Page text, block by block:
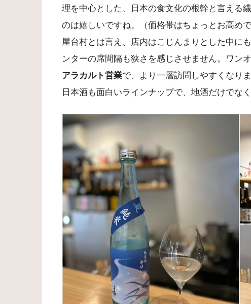
理を中心とした、日本の食文化の根幹と言える
のは嬉しいですね。（価格帯はちょっとお高めで
屋台村とは言え、店内はこじんまりとした中に
ンターの席間隔も狭さを感じさせません。ワン
アラカルト営業で、より一層訪問しやすくなりま
日本酒も面白いラインナップで、地酒だけでな